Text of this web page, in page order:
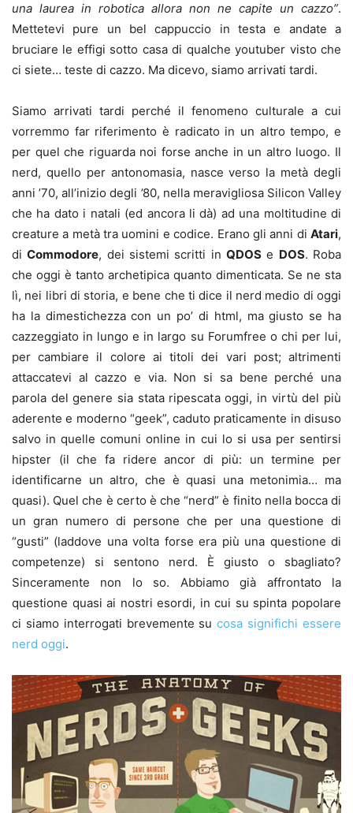
una laurea in robotica allora non ne capite un cazzo”.
Mettetevi pure un bel cappuccio in testa e andate a
bruciare le effigi sotto casa di qualche youtuber visto che
ci siete… teste di cazzo. Ma dicevo, siamo arrivati tardi.
Siamo arrivati tardi perché il fenomeno culturale a cui
vorremmo far riferimento è radicato in un altro tempo, e
per quel che riguarda noi forse anche in un altro luogo. Il
nerd, quello per antonomasia, nasce verso la metà degli
anni ’70, all’inizio degli ’80, nella meravigliosa Silicon Valley
che ha dato i natali (ed ancora li dà) ad una moltitudine di
creature a metà tra uomini e codice. Erano gli anni di Atari,
diCommodore, dei sistemi scritti inQDOS e DOS. Roba
che oggi è tanto archetipica quanto dimenticata. Se ne sta
lì, nei libri di storia, e bene che ti dice il nerd medio di oggi
ha la dimestichezza con un po’ di html, ma giusto se ha
cazzeggiato in lungo e in largo su Forumfree o chi per lui,
per cambiare il colore ai titoli dei vari post; altrimenti
attaccatevi al cazzo e via. Non si sa bene perché una
parola del genere sia stata ripescata oggi, in virtù del più
aderente e moderno “geek”, caduto praticamente in disuso
salvo in quelle comuni online in cui lo si usa per sentirsi
hipster (il che fa ridere ancor di più: un termine per
identificarne un altro, che è quasi una metonimia… ma
quasi). Quel che è certo è che “nerd” è finito nella bocca di
un gran numero di persone che per una questione di
“gusti” (laddove una volta forse era più una questione di
competenze) si sentono nerd. È giusto o sbagliato?
Sinceramente non lo so. Abbiamo già affrontato la
questione quasi ai nostri esordi, in cui su spinta popolare
ci siamo interrogati brevemente sucosa significhi essere
nerd oggi.